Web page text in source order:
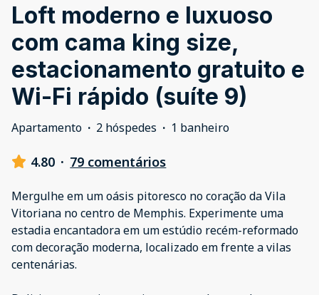
Loft moderno e luxuoso
com cama king size,
estacionamento gratuito e
Wi-Fi rápido (suíte 9)
Apartamento · 2 hóspedes · 1 banheiro
4.80 · 79 comentários
Mergulhe em um oásis pitoresco no coração da Vila
Vitoriana no centro de Memphis. Experimente uma
estadia encantadora em um estúdio recém-reformado
com decoração moderna, localizado em frente a vilas
centenárias.